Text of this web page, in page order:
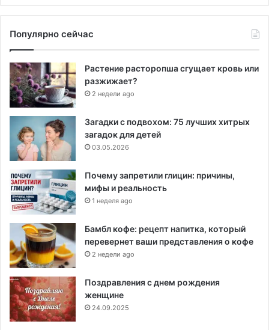
Популярно сейчас
Растение расторопша сгущает кровь или
разжижает?
2 недели ago
Загадки с подвохом: 75 лучших хитрых
загадок для детей
03.05.2026
Почему запретили глицин: причины,
мифы и реальность
1 неделя ago
Бамбл кофе: рецепт напитка, который
перевернет ваши представления о кофе
2 недели ago
Поздравления с днем рождения
женщине
24.09.2025